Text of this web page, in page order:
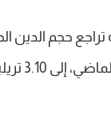
تراجع حجم الدين